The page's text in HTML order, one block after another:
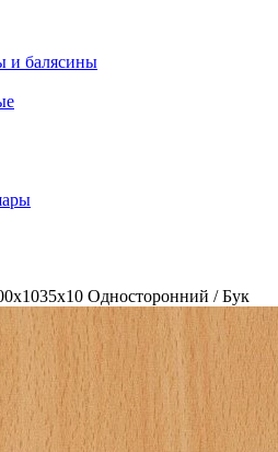
и балясины
Односторонний / Бук